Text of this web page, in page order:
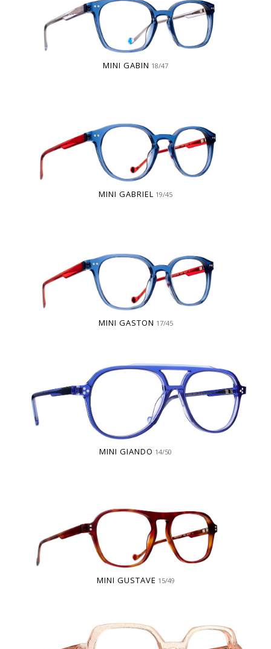
MINI GABIN 18/47
MINI GABRIEL 19/45
MINI GASTON 17/45
MINI GIANDO 14/50
MINI GUSTAVE 15/49